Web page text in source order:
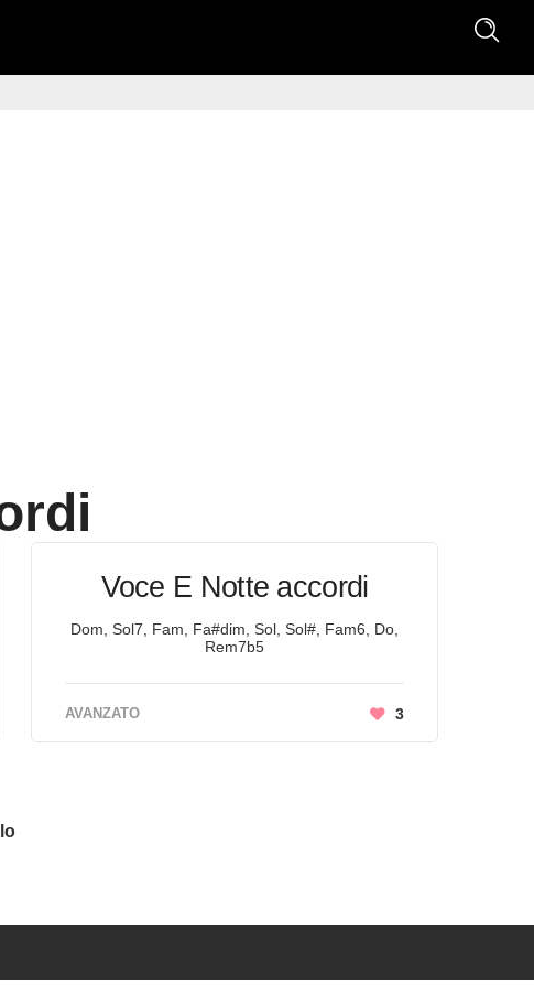
Voce E Notte accordi
Dom, Sol7, Fam, Fa#dim, Sol, Sol#, Fam6, Do,
Rem7b5
AVANZATO 3